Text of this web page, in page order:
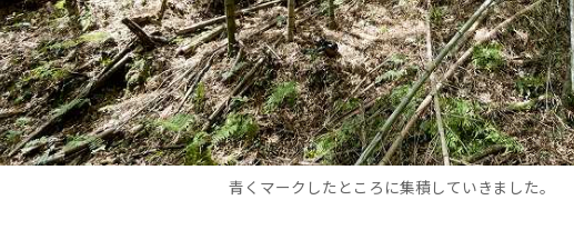
青くマークしたところに集積していきました。